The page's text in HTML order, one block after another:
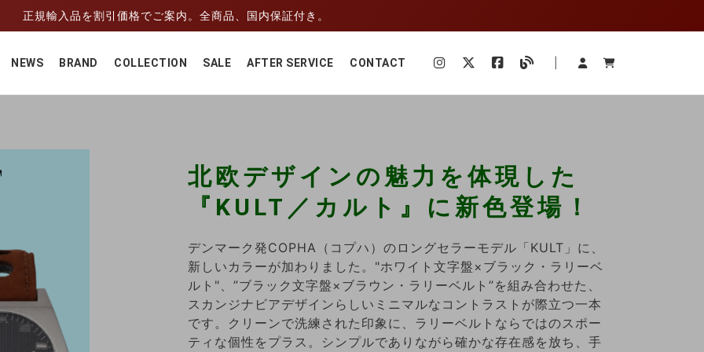
正規輸入品を割引価格でご案内。全商品、国内保証付き。
NEWS BRAND COLLECTION SALE AFTER SERVICE CONTACT
北欧デザインの魅力を体現した
『KULT／カルト』に新色登場！
デンマーク発COPHA（コプハ）のロングセラーモデル「KULT」に、
新しいカラーが加わりました。"ホワイト文字盤×ブラック・ラリーベ
ルト"、”ブラック文字盤×ブラウン・ラリーベルト”を組み合わせた、
スカンジナビアデザインらしいミニマルなコントラストが際立つ一本
です。クリーンで洗練された印象に、ラリーベルトならではのスポー
ティな個性をプラス。シンプルでありながら確かな存在感を放ち、手